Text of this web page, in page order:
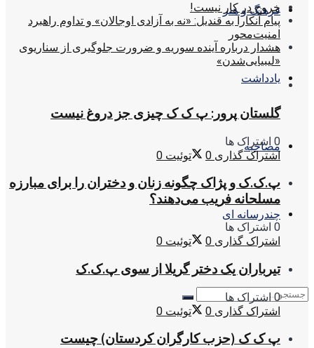
فرهنگ و هنر
یادداشت
مصاحبه
چندرسانه ای
خروج در کار نیست!
پیام آنکارا به قندیل: «نه به آزادی اوجالان» و تداوم راهبرد
امنیت‌محور
هشدار درباره آینده سوریه و ضرورت جلوگیری از سناریوی
«لیبیایی‌شدن»
گلستان پرور: پ ک ک چیزی جز دروغ نیست
0 اشتراک ها
اشتراک گذاری 0 توئیت 0
پ.ک.ک و پژاک چگونه زنان و دختران را برای مبارزه
مسلحانه فریب می‌دهند؟
0 اشتراک ها
اشتراک گذاری 0 توئیت 0
تیرباران یک دختر گریلا از سوی پ.ک.ک
0 اشتراک ها
اشتراک گذاری 0 توئیت 0
پ ک ک (حزب کارگران کردستان) چیست